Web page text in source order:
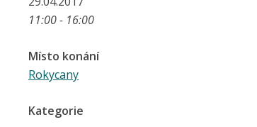
11:00 - 16:00
Místo konání
Rokycany
Kategorie